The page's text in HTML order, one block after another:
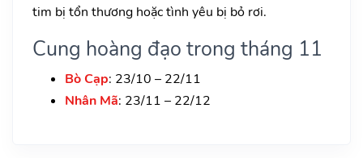
tim bị tổn thương hoặc tình yêu bị bỏ rơi.
Cung hoàng đạo trong tháng 11
Bò Cạp: 23/10 – 22/11
Nhân Mã: 23/11 – 22/12